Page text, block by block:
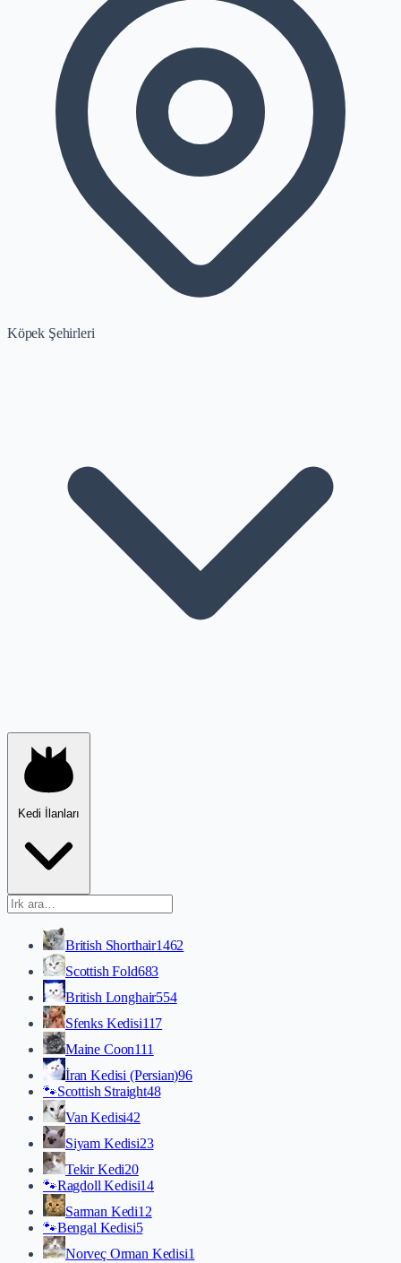
Köpek Şehirleri
Kedi İlanları
British Shorthair1462
Scottish Fold683
British Longhair554
Sfenks Kedisi117
Maine Coon111
İran Kedisi (Persian)96
🐾Scottish Straight48
Van Kedisi42
Siyam Kedisi23
Tekir Kedi20
🐾Ragdoll Kedisi14
Sarman Kedi12
🐾Bengal Kedisi5
Norveç Orman Kedisi1